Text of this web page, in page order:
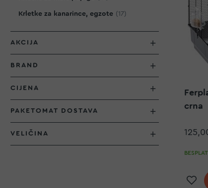
crna
Krletke za kanarince, egzote 17proizvod
AKCIJA
BRAND
CIJENA
PAKETOMAT DOSTAVA
VELIČINA